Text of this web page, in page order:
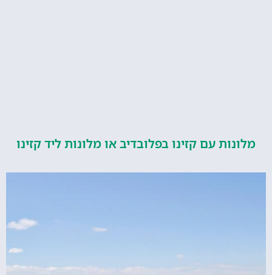
עם קזינו בפלובדיב או מלונות ליד קזינו